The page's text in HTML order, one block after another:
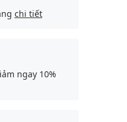
chi tiết
ngay 10%